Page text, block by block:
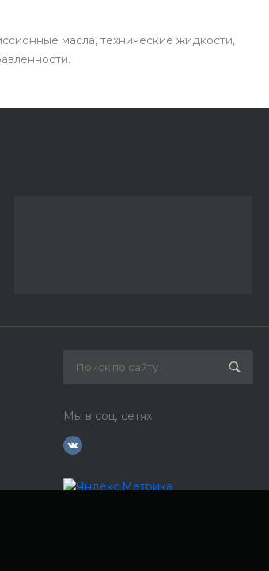
масла, технические жидкости,
Мы в соц. сетях